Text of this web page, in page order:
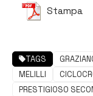
Stampa
TAGS
MELILLI
PRESTIGIOSO